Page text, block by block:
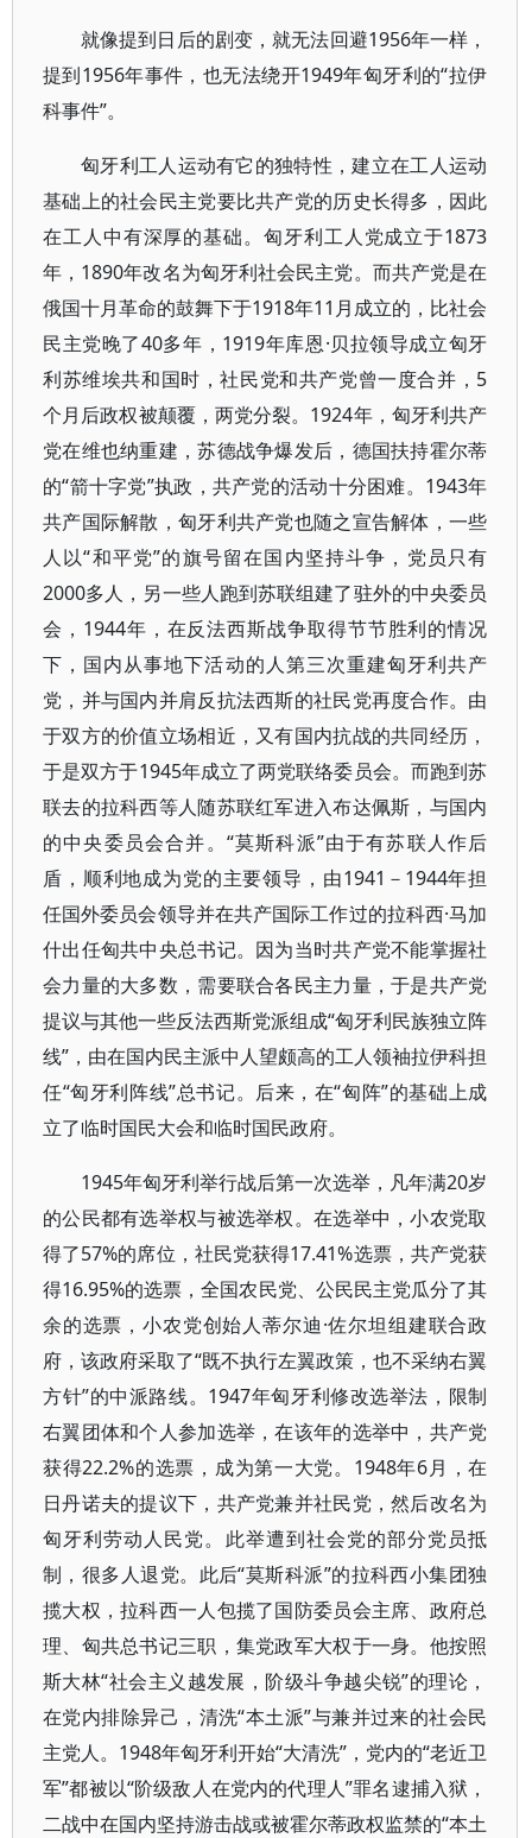
就像提到日后的剧变，就无法回避1956年一样，
提到1956年事件，也无法绕开1949年匈牙利的“拉伊
科事件”。
匈牙利工人运动有它的独特性，建立在工人运动
基础上的社会民主党要比共产党的历史长得多，因此
在工人中有深厚的基础。匈牙利工人党成立于1873
年，1890年改名为匈牙利社会民主党。而共产党是在
俄国十月革命的鼓舞下于1918年11月成立的，比社会
民主党晚了40多年，1919年库恩·贝拉领导成立匈牙
利苏维埃共和国时，社民党和共产党曾一度合并，5
个月后政权被颠覆，两党分裂。1924年，匈牙利共产
党在维也纳重建，苏德战争爆发后，德国扶持霍尔蒂
的“箭十字党”执政，共产党的活动十分困难。1943年
共产国际解散，匈牙利共产党也随之宣告解体，一些
人以“和平党”的旗号留在国内坚持斗争，党员只有
2000多人，另一些人跑到苏联组建了驻外的中央委员
会，1944年，在反法西斯战争取得节节胜利的情况
下，国内从事地下活动的人第三次重建匈牙利共产
党，并与国内并肩反抗法西斯的社民党再度合作。由
于双方的价值立场相近，又有国内抗战的共同经历，
于是双方于1945年成立了两党联络委员会。而跑到苏
联去的拉科西等人随苏联红军进入布达佩斯，与国内
的中央委员会合并。“莫斯科派”由于有苏联人作后
盾，顺利地成为党的主要领导，由1941－1944年担
任国外委员会领导并在共产国际工作过的拉科西·马加
什出任匈共中央总书记。因为当时共产党不能掌握社
会力量的大多数，需要联合各民主力量，于是共产党
提议与其他一些反法西斯党派组成“匈牙利民族独立阵
线”，由在国内民主派中人望颇高的工人领袖拉伊科担
任“匈牙利阵线”总书记。后来，在“匈阵”的基础上成
立了临时国民大会和临时国民政府。
1945年匈牙利举行战后第一次选举，凡年满20岁
的公民都有选举权与被选举权。在选举中，小农党取
得了57%的席位，社民党获得17.41%选票，共产党获
得16.95%的选票，全国农民党、公民民主党瓜分了其
余的选票，小农党创始人蒂尔迪·佐尔坦组建联合政
府，该政府采取了“既不执行左翼政策，也不采纳右翼
方针”的中派路线。1947年匈牙利修改选举法，限制
右翼团体和个人参加选举，在该年的选举中，共产党
获得22.2%的选票，成为第一大党。1948年6月，在
日丹诺夫的提议下，共产党兼并社民党，然后改名为
匈牙利劳动人民党。此举遭到社会党的部分党员抵
制，很多人退党。此后“莫斯科派”的拉科西小集团独
揽大权，拉科西一人包揽了国防委员会主席、政府总
理、匈共总书记三职，集党政军大权于一身。他按照
斯大林“社会主义越发展，阶级斗争越尖锐”的理论，
在党内排除异己，清洗“本土派”与兼并过来的社会民
主党人。1948年匈牙利开始“大清洗”，党内的“老近卫
军”都被以“阶级敌人在党内的代理人”罪名逮捕入狱，
二战中在国内坚持游击战或被霍尔蒂政权监禁的“本土